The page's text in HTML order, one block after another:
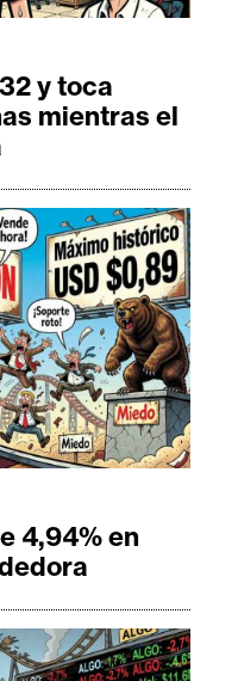
y toca
mientras el
4,94% en